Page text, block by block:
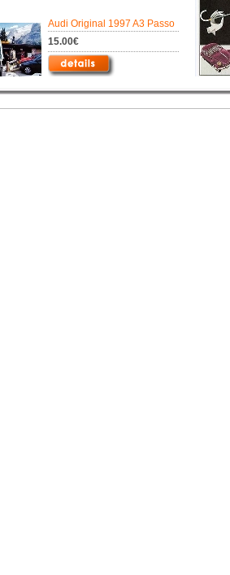
Audi Original 1997 A3 Passo
15.00€